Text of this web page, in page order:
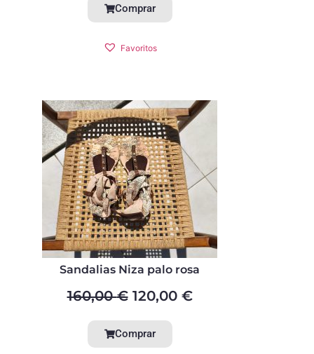
Comprar
Favoritos
Sandalias Niza palo rosa
160,00€ 120,00 €
Comprar